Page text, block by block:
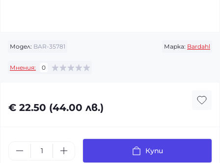
Модел: BAR-35781 Марка: Bardahl
Мнения: 0
€ 22.50 (44.00 лв.)
Купи